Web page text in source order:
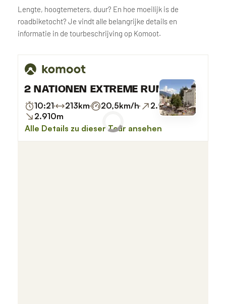
Lengte, hoogtemeters, duur? En hoe moeilijk is de
roadbiketocht? Je vindt alle belangrijke details en
informatie in de tourbeschrijving op Komoot.